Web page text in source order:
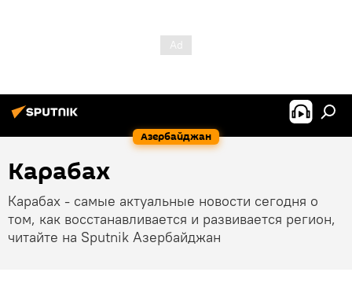
Азербайджан
Карабах
Карабах - самые актуальные новости сегодня о
том, как восстанавливается и развивается регион,
читайте на Sputnik Азербайджан